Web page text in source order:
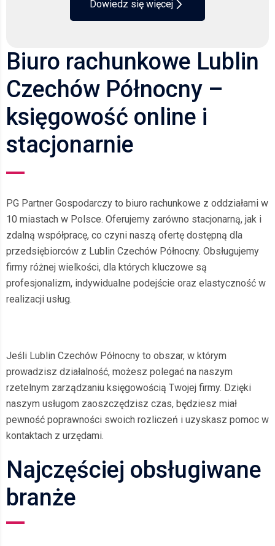
Dowiedz się więcej
Biuro rachunkowe Lublin
Czechów Północny –
księgowość online i
stacjonarnie
PG Partner Gospodarczy to biuro rachunkowe z oddziałami w
10 miastach w Polsce. Oferujemy zarówno stacjonarną, jak i
zdalną współpracę, co czyni naszą ofertę dostępną dla
przedsiębiorców z Lublin Czechów Północny. Obsługujemy
firmy różnej wielkości, dla których kluczowe są
profesjonalizm, indywidualne podejście oraz elastyczność w
realizacji usług.
Jeśli Lublin Czechów Północny to obszar, w którym
prowadzisz działalność, możesz polegać na naszym
rzetelnym zarządzaniu księgowością Twojej firmy. Dzięki
naszym usługom zaoszczędzisz czas, będziesz miał
pewność poprawności swoich rozliczeń i uzyskasz pomoc w
kontaktach z urzędami.
Najczęściej obsługiwane
branże